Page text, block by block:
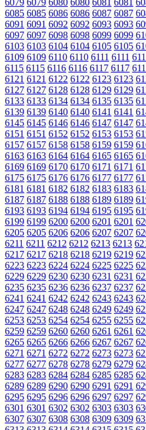
6085 6085 6086 6086 6087 6087
6091 6091 6092 6092 6093 6093
6097 6097 6098 6098 6099 6099
6103 6103 6104 6104 6105 6105
6109 6109 6110 6110 6111 6111
6115 6115 6116 6116 6117 6117
6121 6121 6122 6122 6123 6123
6127 6127 6128 6128 6129 6129
6133 6133 6134 6134 6135 6135
6139 6139 6140 6140 6141 6141
6145 6145 6146 6146 6147 6147
6151 6151 6152 6152 6153 6153
6157 6157 6158 6158 6159 6159
6163 6163 6164 6164 6165 6165
6169 6169 6170 6170 6171 6171
6175 6175 6176 6176 6177 6177
6181 6181 6182 6182 6183 6183
6187 6187 6188 6188 6189 6189
6193 6193 6194 6194 6195 6195
6199 6199 6200 6200 6201 6201
6205 6205 6206 6206 6207 6207
6211 6211 6212 6212 6213 6213
6217 6217 6218 6218 6219 6219
6223 6223 6224 6224 6225 6225
6229 6229 6230 6230 6231 6231
6235 6235 6236 6236 6237 6237
6241 6241 6242 6242 6243 6243
6247 6247 6248 6248 6249 6249
6253 6253 6254 6254 6255 6255
6259 6259 6260 6260 6261 6261
6265 6265 6266 6266 6267 6267
6271 6271 6272 6272 6273 6273
6277 6277 6278 6278 6279 6279
6283 6283 6284 6284 6285 6285
6289 6289 6290 6290 6291 6291
6295 6295 6296 6296 6297 6297
6301 6301 6302 6302 6303 6303
6307 6307 6308 6308 6309 6309